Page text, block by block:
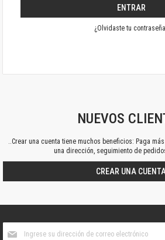
ENTRAR
¿Olvidaste tu
NUEVOS
..Crear una cuenta tiene muchos beneficios: Paga
una dirección, seguimiento de
CREAR UNA